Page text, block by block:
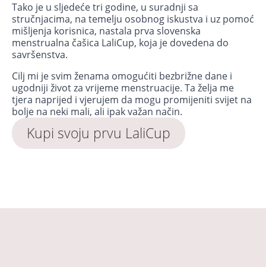
Tako je u sljedeće tri godine, u suradnji sa
stručnjacima, na temelju osobnog iskustva i uz pomoć
mišljenja korisnica, nastala prva slovenska
menstrualna čašica LaliCup, koja je dovedena do
savršenstva.
Cilj mi je svim ženama omogućiti bezbrižne dane i
ugodniji život za vrijeme menstruacije. Ta želja me
tjera naprijed i vjerujem da mogu promijeniti svijet na
bolje na neki mali, ali ipak važan način.
Kupi svoju prvu LaliCup